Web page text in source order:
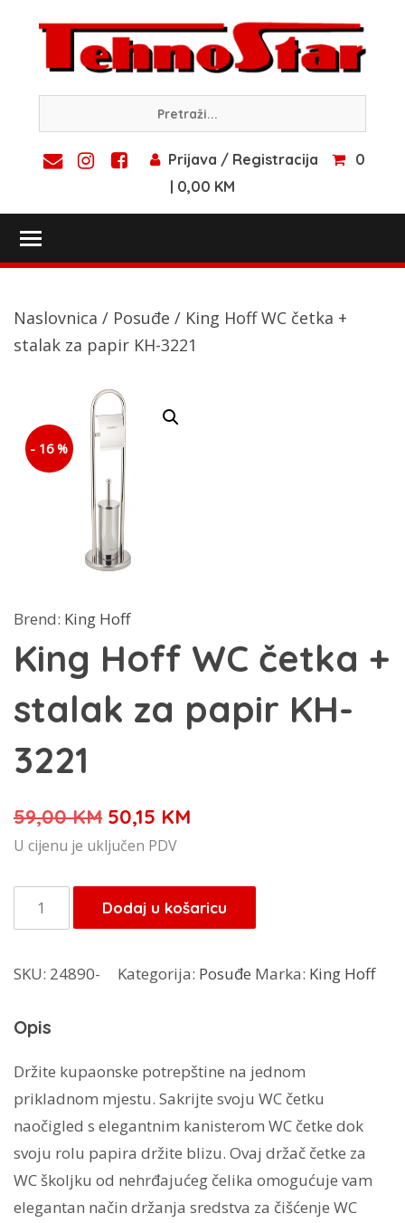
content
Prijava / Registracija
0
| 0,00 KM
Naslovnica / Posuđe / King Hoff WC četka +
stalak za papir KH-3221
- 16 %
Brend: King Hoff
King Hoff WC četka +
stalak za papir KH-
3221
59,00KM Izvorna
cijena
je:
59,00 KM.
50,15 KM
50,15 KM.
U cijenu je uključen PDV
King
Hoff
četka
stalak
za
papir
3221
količina
Dodaj u košaricu
SKU: 24890- Kategorija: Posuđe Marka: King Hoff
Opis
Držite kupaonske potrepštine na jednom
prikladnom mjestu. Sakrijte svoju WC četku
naočigled s elegantnim kanisterom WC četke dok
svoju rolu papira držite blizu. Ovaj držač četke za
WC školjku od nehrđajućeg čelika omogućuje vam
elegantan način držanja sredstva za čišćenje WC